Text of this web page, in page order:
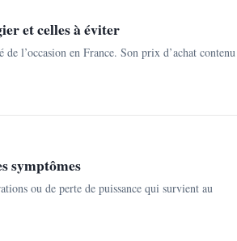
et celles à éviter
l’occasion en France. Son prix d’achat contenu
symptômes
ou de perte de puissance qui survient au